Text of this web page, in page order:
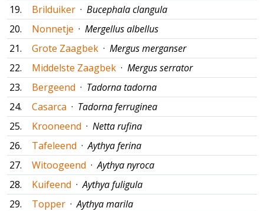
19.
Brilduiker · Bucephala clangula
20.
Nonnetje · Mergellus albellus
21.
Grote Zaagbek · Mergus merganser
22.
Middelste Zaagbek · Mergus serrator
23.
Bergeend · Tadorna tadorna
24.
Casarca · Tadorna ferruginea
25.
Krooneend · Netta rufina
26.
Tafeleend ·Aythya ferina
27.
Witoogeend ·Aythya nyroca
28.
Kuifeend ·Aythya fuligula
29.
Topper ·Aythya marila